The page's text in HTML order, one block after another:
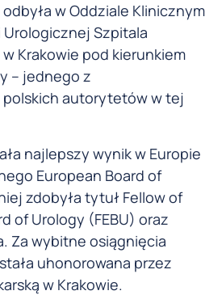
w Oddziale Klinicznym
Urologicznej Szpitala
Krakowie pod kierunkiem
– jednego z
autorytetów w tej
najlepszy wynik w Europie
European Board of
zdobyła tytuł Fellow of
of Urology (FEBU) oraz
Za wybitne osiągnięcia
uhonorowana przez
w Krakowie.